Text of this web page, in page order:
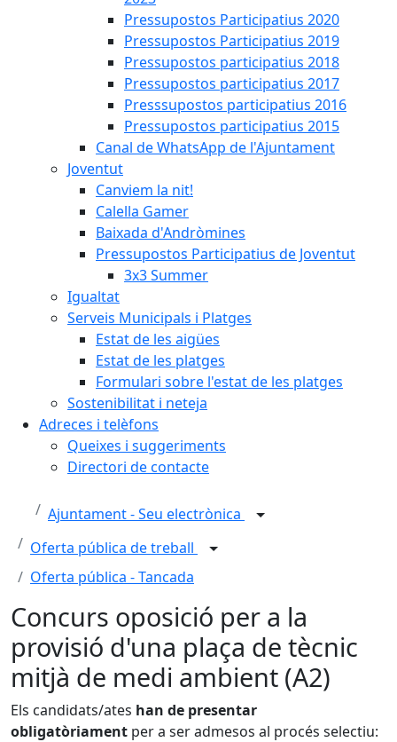
Pressupostos Participatius 2020
Pressupostos Participatius 2019
Pressupostos participatius 2018
Pressupostos participatius 2017
Presssupostos participatius 2016
Pressupostos participatius 2015
Canal de WhatsApp de l'Ajuntament
Joventut
Canviem la nit!
Calella Gamer
Baixada d'Andròmines
Pressupostos Participatius de Joventut
3x3 Summer
Igualtat
Serveis Municipals i Platges
Estat de les aigües
Estat de les platges
Formulari sobre l'estat de les platges
Sostenibilitat i neteja
Adreces i telèfons
Queixes i suggeriments
Directori de contacte
Ajuntament - Seu electrònica
Oferta pública de treball
Oferta pública - Tancada
Concurs oposició per a la
provisió d'una plaça de tècnic
mitjà de medi ambient (A2)
Els candidats/ates han de presentar
obligatòriament per a ser admesos al procés selectiu: